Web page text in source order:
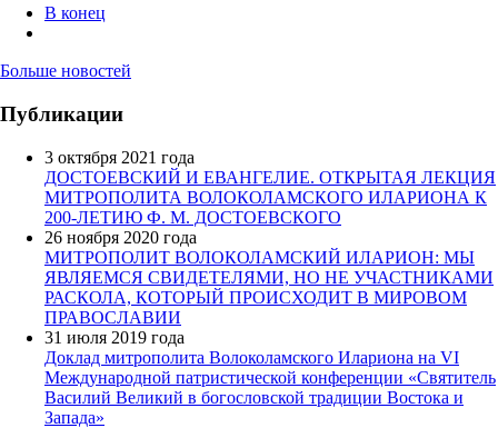
В конец
Больше новостей
Публикации
3 октября 2021 года
ДОСТОЕВСКИЙ И ЕВАНГЕЛИЕ. ОТКРЫТАЯ ЛЕКЦИЯ
МИТРОПОЛИТА ВОЛОКОЛАМСКОГО ИЛАРИОНА К
200-ЛЕТИЮ Ф. М. ДОСТОЕВСКОГО
26 ноября 2020 года
МИТРОПОЛИТ ВОЛОКОЛАМСКИЙ ИЛАРИОН: МЫ
ЯВЛЯЕМСЯ СВИДЕТЕЛЯМИ, НО НЕ УЧАСТНИКАМИ
РАСКОЛА, КОТОРЫЙ ПРОИСХОДИТ В МИРОВОМ
ПРАВОСЛАВИИ
31 июля 2019 года
Доклад митрополита Волоколамского Илариона на VI
Международной патристической конференции «Святитель
Василий Великий в богословской традиции Востока и
Запада»